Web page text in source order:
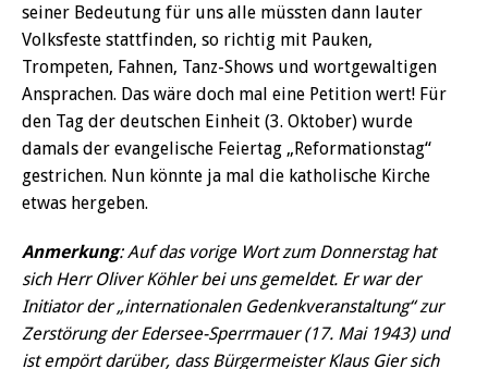
seiner Bedeutung für uns alle müssten dann lauter
Volksfeste stattfinden, so richtig mit Pauken,
Trompeten, Fahnen, Tanz-Shows und wortgewaltigen
Ansprachen. Das wäre doch mal eine Petition wert! Für
den Tag der deutschen Einheit (3. Oktober) wurde
damals der evangelische Feiertag „Reformationstag“
gestrichen. Nun könnte ja mal die katholische Kirche
etwas hergeben.
Anmerkung: Auf das vorige Wort zum Donnerstag hat
sich Herr Oliver Köhler bei uns gemeldet. Er war der
Initiator der „internationalen Gedenkveranstaltung“ zur
Zerstörung der Edersee-Sperrmauer (17. Mai 1943) und
ist empört darüber, dass Bürgermeister Klaus Gier sich